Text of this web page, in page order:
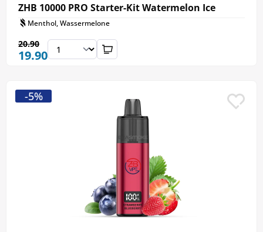
ZHB 10000 PRO Starter-Kit Watermelon Ice
Menthol, Wassermelone
19.90
20.90
-5%